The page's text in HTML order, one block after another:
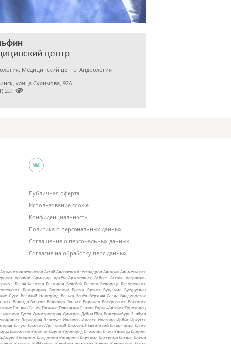
центр
Медицинский центр, Андрология
улица Сулимова, 92А

2201843
Публичная оферта
Использование cookie
Конфиденциальность
Политика о персональных данных
Соглашение о персональных данных
Согласие на обработку перс.данных
АгрызАзнакаевоАзовАксайАлапаевскАлександровАлексинАльметьевск
Арзамас Армавир Артём Архангельск Асбест Астана Астрахань
Белая Калитва Белгород Белебей Белово Белорецк Белореченск
Богородицк Боровичи Братск Брянск Бугульма Бугуруслан
Луки Великий Новгород Вельск Венёв Верхняя Салда Владивосток
Вологда Волхов Волчанск Вольск Воронеж Воскресенск Воткинск
Поляны Галич Гатчина Геленджик Глазов Горно‑АлтайскГороховец
Гусев Димитровград Дмитров Дубна Ейск Екатеринбург Елабуга
Зерноград Златоуст Иваново Ижевск Ипатово Ирбит Иркутск
Калуга Каменск‑Уральский Каменск‑Шахтинский Кандалакша Канск
Кингисепп Кириши Киров Кировград Климово Клин Клинцы Ковров
Конаково Кондопога Кондрово Коряжма Кострома Котлас Кохма